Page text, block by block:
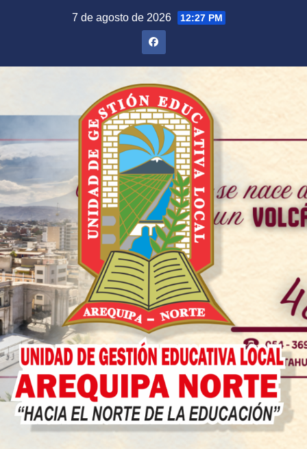
7 de agosto de 2026 12:27 PM